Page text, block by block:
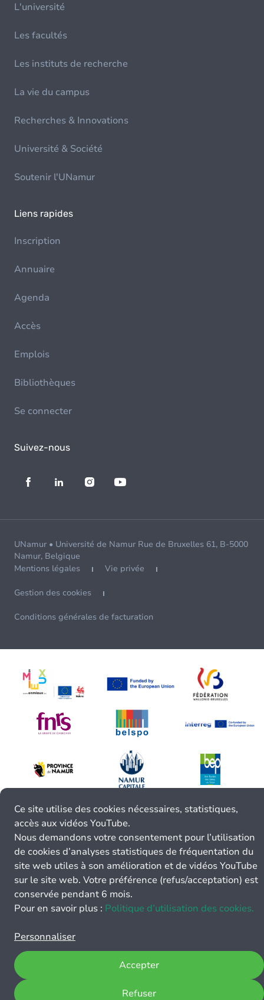
L'université
Les facultés
Les instituts de recherche
La vie du campus
Recherches & Innovations
Université & Société
Soutenir l'UNamur
Liens rapides
Inscription
Annuaire
Agenda
Accès
Emplois
Bibliothèques
Se connecter
Suivez-nous
UNamur • Université de Namur Rue de Bruxelles 61, B-5000
Namur, Belgique
Mentions légales
Vie privée
Gestion des cookies
Conditions générales de facturation
Ce site utilise des cookies nécessaires, statistiques,
accès aux vidéos YouTube.
Nous demandons votre consentement pour l’utilisation
de cookies d’analyses statistiques de fréquentation du
site web utiles à son amélioration et de vidéos YouTube
sur le site web. Votre préférence (refus/acceptation) est
conservée pendant 6 mois.
Pour en savoir plus : Politique d’utilisation des cookies.
Personnaliser
Refuser
Accepter